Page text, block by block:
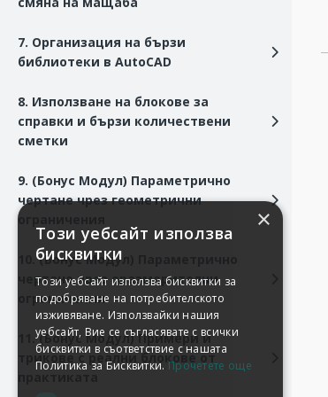
7. Организация на бързи
библиотеки в AutoCAD
8. Използване на блокове за
справки и бързи количествени
сметки
9. (Бонус Модул) Параметрично
чертане чрез геометрични
ограничения
10. (Бонус Модул) Параметрично
чертане чрез оразмерителни
ограничения
11. (Бонус Модул) Примери и
трикове с реални блокове от
×
Този уебсайт използва
бисквитки
Този уебсайт използва бисквитки за
подобряване на потребителското
изживяване. Използвайки нашия
уебсайт, Вие се съгласявате с всички
бисквитки в съответствие с нашата
Политика за Бисквитки. Прочетете още